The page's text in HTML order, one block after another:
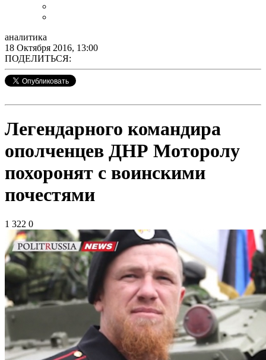
аналитика
18 Октября 2016, 13:00
ПОДЕЛИТЬСЯ:
Легендарного командира
ополченцев ДНР Моторолу
похоронят с воинскими
почестями
1 322 0